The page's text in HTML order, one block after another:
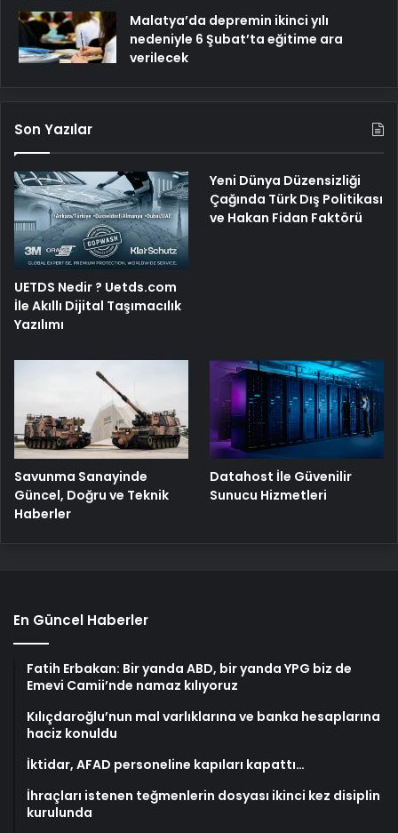
Malatya’da depremin ikinci yılı
nedeniyle 6 Şubat’ta eğitime ara
verilecek
Son Yazılar
UETDS Nedir ? Uetds.com
İle Akıllı Dijital Taşımacılık
Yazılımı
Yeni Dünya Düzensizliği
Çağında Türk Dış Politikası
ve Hakan Fidan Faktörü
Savunma Sanayinde
Güncel, Doğru ve Teknik
Haberler
Datahost İle Güvenilir
Sunucu Hizmetleri
En Güncel Haberler
Fatih Erbakan: Bir yanda ABD, bir yanda YPG biz de
Emevi Camii’nde namaz kılıyoruz
Kılıçdaroğlu’nun mal varlıklarına ve banka hesaplarına
haciz konuldu
İktidar, AFAD personeline kapıları kapattı…
İhraçları istenen teğmenlerin dosyası ikinci kez disiplin
kurulunda